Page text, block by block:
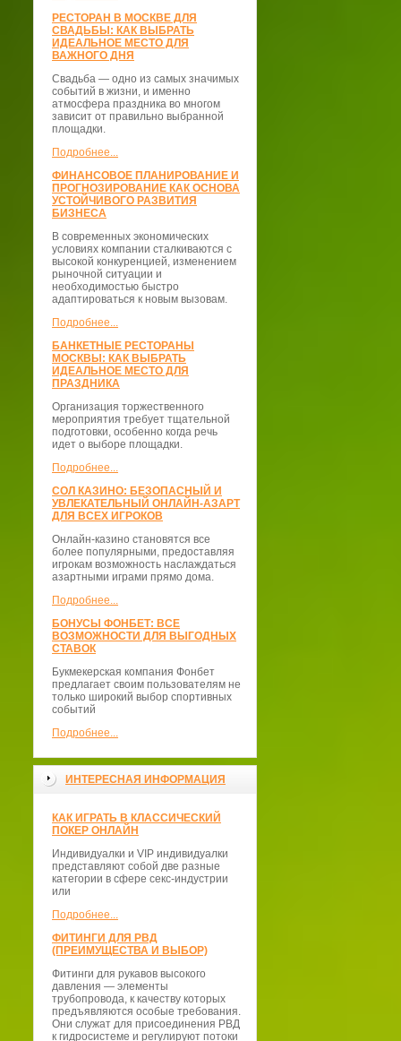
РЕСТОРАН В МОСКВЕ ДЛЯ
СВАДЬБЫ: КАК ВЫБРАТЬ
ИДЕАЛЬНОЕ МЕСТО ДЛЯ
ВАЖНОГО ДНЯ
Свадьба — одно из самых значимых
событий в жизни, и именно
атмосфера праздника во многом
зависит от правильно выбранной
площадки.
Подробнее...
ФИНАНСОВОЕ ПЛАНИРОВАНИЕ И
ПРОГНОЗИРОВАНИЕ КАК ОСНОВА
УСТОЙЧИВОГО РАЗВИТИЯ
БИЗНЕСА
В современных экономических
условиях компании сталкиваются с
высокой конкуренцией, изменением
рыночной ситуации и
необходимостью быстро
адаптироваться к новым вызовам.
Подробнее...
БАНКЕТНЫЕ РЕСТОРАНЫ
МОСКВЫ: КАК ВЫБРАТЬ
ИДЕАЛЬНОЕ МЕСТО ДЛЯ
ПРАЗДНИКА
Организация торжественного
мероприятия требует тщательной
подготовки, особенно когда речь
идет о выборе площадки.
Подробнее...
СОЛ КАЗИНО: БЕЗОПАСНЫЙ И
УВЛЕКАТЕЛЬНЫЙ ОНЛАЙН-АЗАРТ
ДЛЯ ВСЕХ ИГРОКОВ
Онлайн-казино становятся все
более популярными, предоставляя
игрокам возможность наслаждаться
азартными играми прямо дома.
Подробнее...
БОНУСЫ ФОНБЕТ: ВСЕ
ВОЗМОЖНОСТИ ДЛЯ ВЫГОДНЫХ
СТАВОК
Букмекерская компания Фонбет
предлагает своим пользователям не
только широкий выбор спортивных
событий
Подробнее...
ИНТЕРЕСНАЯ ИНФОРМАЦИЯ
КАК ИГРАТЬ В КЛАССИЧЕСКИЙ
ПОКЕР ОНЛАЙН
Индивидуалки и VIP индивидуалки
представляют собой две разные
категории в сфере секс-индустрии
или
Подробнее...
ФИТИНГИ ДЛЯ РВД
(ПРЕИМУЩЕСТВА И ВЫБОР)
Фитинги для рукавов высокого
давления — элементы
трубопровода, к качеству которых
предъявляются особые требования.
Они служат для присоединения РВД
к гидросистеме и регулируют потоки